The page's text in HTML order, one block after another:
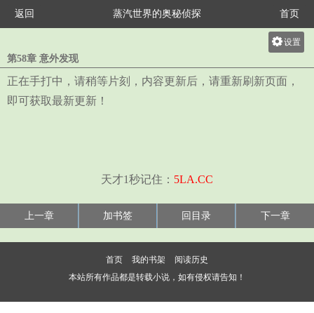
返回 蒸汽世界的奥秘侦探 首页
设置
大
第58章 意外发现
正在手打中，请稍等片刻，内容更新后，请重新刷新页面，
即可获取最新更新！
天才1秒记住： 5LA.CC
上一章 加书签 回目录 下一章
首页 我的书架
阅读历史
本站所有作品都是转载小说，如有侵权请告知！